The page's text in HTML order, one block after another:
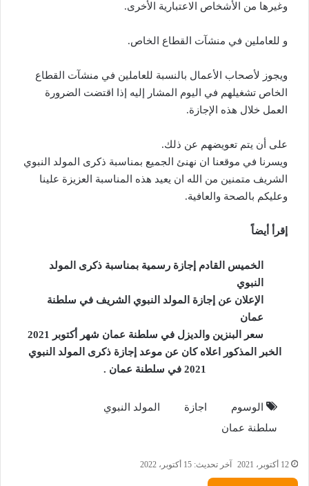
وغيرها من الأشخاص الاعتبارية الأخرى.
و للعاملين في منشآت القطاع الخاص.
ويجوز لأصحاب الأعمال بالنسبة للعاملين في منشآت القطاع
الخاص تشغيلهم في اليوم المشار إليه إذا اقتضت الضرورة
العمل خلال هذه الإجازة.
على أن يتم تعويضهم عن ذلك.
ويسرنا في موقعنا ان نهنئ الجميع بمناسبة ذكرى المولد النبوي
الشريف متمنين من الله ان يعيد هذه المناسبة العزيزة علينا
وعليكم بالصحة والعافية.
إقرأ أيضاً
الخميس القادم إجازة رسمية بمناسبة ذكرى المولد
النبوي
الإعلان عن إجازة المولد النبوي الشريف في سلطنة
عمان
سعر البنزين والديزل في سلطنة عمان شهر أكتوبر 2021
الخبر المذكور اعلاه كان عن موعد إجازة ذكرى المولد النبوي
2021 في سلطنة عمان .
الوسوم اجازة
المولد النبوي
سلطنة عمان
12 أكتوبر، 2021 آخر تحديث: 15 أكتوبر، 2022